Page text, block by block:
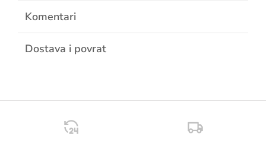
Komentari
Dostava i povrat